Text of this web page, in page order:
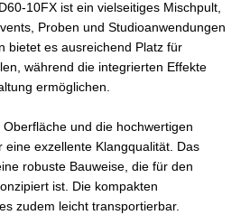
10FX ist ein vielseitiges Mischpult,
Proben und Studioanwendungen
bietet es ausreichend Platz für
während die integrierten Effekte
ermöglichen.
und die hochwertigen
eine exzellente Klangqualität. Das
robuste Bauweise, die für den
ist. Die kompakten
zudem leicht transportierbar.